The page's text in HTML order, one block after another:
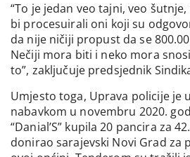
“To je jedan veo tajni, veo
bi procesuirali oni koji su
da nije ničiji propust da se
Nečiji mora biti i neko mora
to”, zaključuje predsjednik
Umjesto toga, Uprava policije je
nabavkom u novembru 2020.
“Danial’S” kupila 20 pancira za
donirao sarajevski Novi Grad za